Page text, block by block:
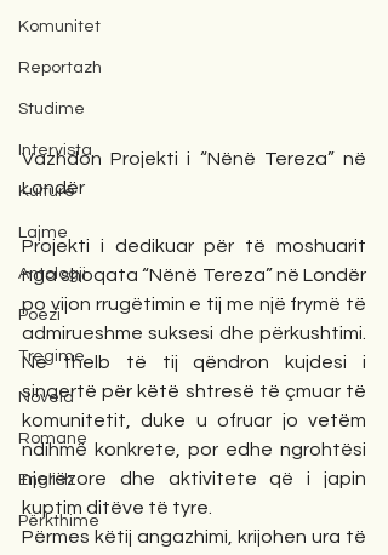
Komunitet
Reportazh
Studime
Intervista
Kulturë
Lajme
Antologji
Poezi
Tregime
Novela
Romane
English
Përkthime
Vazhdon Projekti i “Nënë Tereza” në
Londër
Projekti i dedikuar për të moshuarit
nga shoqata “Nënë Tereza” në Londër
po vijon rrugëtimin e tij me një frymë të
admirueshme suksesi dhe përkushtimi.
Në thelb të tij qëndron kujdesi i
sinqertë për këtë shtresë të çmuar të
komunitetit, duke u ofruar jo vetëm
ndihmë konkrete, por edhe ngrohtësi
njerëzore dhe aktivitete që i japin
kuptim ditëve të tyre.
Përmes këtij angazhimi, krijohen ura të